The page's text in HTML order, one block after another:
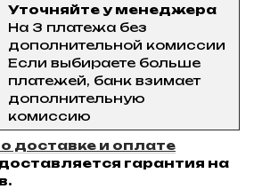
Уточняйте у менеджера
На 3 платежа без
дополнительной комиссии
Если выбираете больше
платежей, банк взимает
дополнительную
комиссию
доставке и оплате
гарантия на